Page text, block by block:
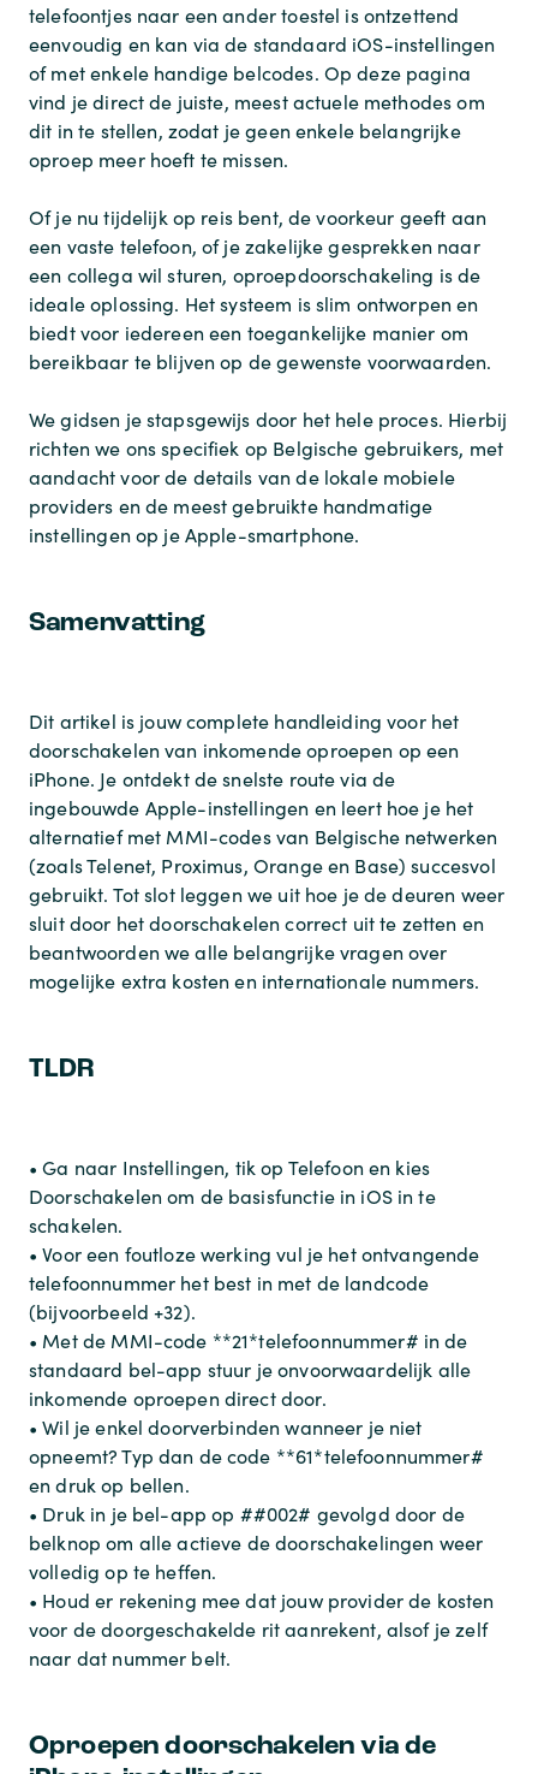
telefoontjes naar een ander toestel is ontzettend
eenvoudig en kan via de standaard iOS-instellingen
of met enkele handige belcodes. Op deze pagina
vind je direct de juiste, meest actuele methodes om
dit in te stellen, zodat je geen enkele belangrijke
oproep meer hoeft te missen.
Of je nu tijdelijk op reis bent, de voorkeur geeft aan
een vaste telefoon, of je zakelijke gesprekken naar
een collega wil sturen, oproepdoorschakeling is de
ideale oplossing. Het systeem is slim ontworpen en
biedt voor iedereen een toegankelijke manier om
bereikbaar te blijven op de gewenste voorwaarden.
We gidsen je stapsgewijs door het hele proces. Hierbij
richten we ons specifiek op Belgische gebruikers, met
aandacht voor de details van de lokale mobiele
providers en de meest gebruikte handmatige
instellingen op je Apple-smartphone.
Samenvatting
Dit artikel is jouw complete handleiding voor het
doorschakelen van inkomende oproepen op een
iPhone. Je ontdekt de snelste route via de
ingebouwde Apple-instellingen en leert hoe je het
alternatief met MMI-codes van Belgische netwerken
(zoals Telenet, Proximus, Orange en Base) succesvol
gebruikt. Tot slot leggen we uit hoe je de deuren weer
sluit door het doorschakelen correct uit te zetten en
beantwoorden we alle belangrijke vragen over
mogelijke extra kosten en internationale nummers.
TLDR
• Ga naar Instellingen, tik op Telefoon en kies
Doorschakelen om de basisfunctie in iOS in te
schakelen.
• Voor een foutloze werking vul je het ontvangende
telefoonnummer het best in met de landcode
(bijvoorbeeld +32).
• Met de MMI-code **21*telefoonnummer# in de
standaard bel-app stuur je onvoorwaardelijk alle
inkomende oproepen direct door.
• Wil je enkel doorverbinden wanneer je niet
opneemt? Typ dan de code **61*telefoonnummer#
en druk op bellen.
• Druk in je bel-app op ##002# gevolgd door de
belknop om alle actieve de doorschakelingen weer
volledig op te heffen.
• Houd er rekening mee dat jouw provider de kosten
voor de doorgeschakelde rit aanrekent, alsof je zelf
naar dat nummer belt.
Oproepen doorschakelen via de